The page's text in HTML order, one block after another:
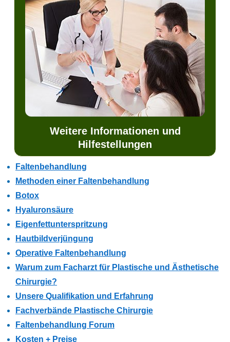
Weitere Informationen und
Hilfestellungen
Faltenbehandlung
Methoden einer Faltenbehandlung
Botox
Hyaluronsäure
Eigenfettunterspritzung
Hautbildverjüngung
Operative Faltenbehandlung
Warum zum Facharzt für Plastische und Ästhetische
Chirurgie?
Unsere Qualifikation und Erfahrung
Fachverbände Plastische Chirurgie
Faltenbehandlung Forum
Kosten + Preise